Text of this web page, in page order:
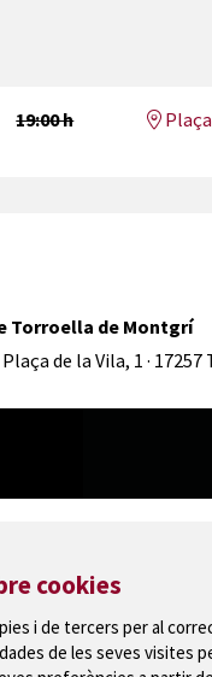
19:00 h
Torroella de Montgrí
Plaça de la Vila, 1 ·
cookies
i de tercers per al
de les seves visites